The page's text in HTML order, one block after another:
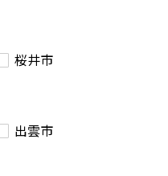
桜井市
出雲市